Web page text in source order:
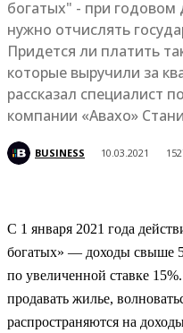
богатых" - при
нужно отчислять
Придется ли платить
которые выручили за
рассказал специалист
компании «Авахо»
BUSINESS 10.03.2021
С 1 января 2021 года
богатых» — доходы свыше
по увеличенной ставке
продавать жилье,
распространяются на